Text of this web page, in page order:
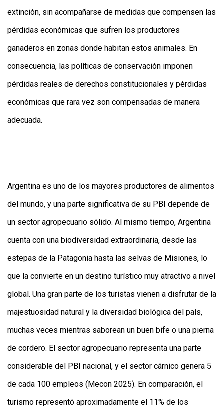
extinción, sin acompañarse de medidas que compensen las
pérdidas económicas que sufren los productores
ganaderos en zonas donde habitan estos animales. En
consecuencia, las políticas de conservación imponen
pérdidas reales de derechos constitucionales y pérdidas
económicas que rara vez son compensadas de manera
adecuada.
Argentina es uno de los mayores productores de alimentos
del mundo, y una parte significativa de su PBI depende de
un sector agropecuario sólido. Al mismo tiempo, Argentina
cuenta con una biodiversidad extraordinaria, desde las
estepas de la Patagonia hasta las selvas de Misiones, lo
que la convierte en un destino turístico muy atractivo a nivel
global. Una gran parte de los turistas vienen a disfrutar de la
majestuosidad natural y la diversidad biológica del país,
muchas veces mientras saborean un buen bife o una pierna
de cordero. El sector agropecuario representa una parte
considerable del PBI nacional, y el sector cárnico genera 5
de cada 100 empleos (Mecon 2025). En comparación, el
turismo representó aproximadamente el 11% de los